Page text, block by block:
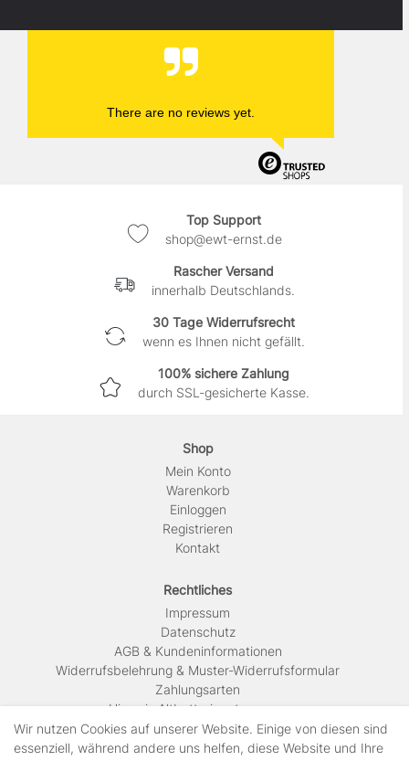
There are no reviews yet.
Top Support
shop@ewt-ernst.de
Rascher Versand
innerhalb Deutschlands.
30 Tage Widerrufsrecht
wenn es Ihnen nicht gefällt.
100% sichere Zahlung
durch SSL-gesicherte Kasse.
Shop
Mein Konto
Warenkorb
Einloggen
Registrieren
Kontakt
Rechtliches
Impressum
Daten­schutz
AGB & Kundeninformationen
Widerrufsbelehrung & Muster-Widerrufsformular
Zahlungsarten
Hinweis Altbatterieentsorgung
Versandkosten & Lieferinformationen
Wir nutzen Cookies auf unserer Website. Einige von diesen sind
essenziell, während andere uns helfen, diese Website und Ihre